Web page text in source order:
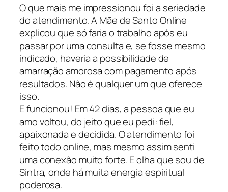
O que mais me impressionou foi a seriedade
do atendimento. A Mãe de Santo Online
explicou que só faria o trabalho após eu
passar por uma consulta e, se fosse mesmo
indicado, haveria a possibilidade de
amarração amorosa com pagamento após
resultados. Não é qualquer um que oferece
isso.
E funcionou! Em 42 dias, a pessoa que eu
amo voltou, do jeito que eu pedi: fiel,
apaixonada e decidida. O atendimento foi
feito todo online, mas mesmo assim senti
uma conexão muito forte. E olha que sou de
Sintra, onde há muita energia espiritual
poderosa.